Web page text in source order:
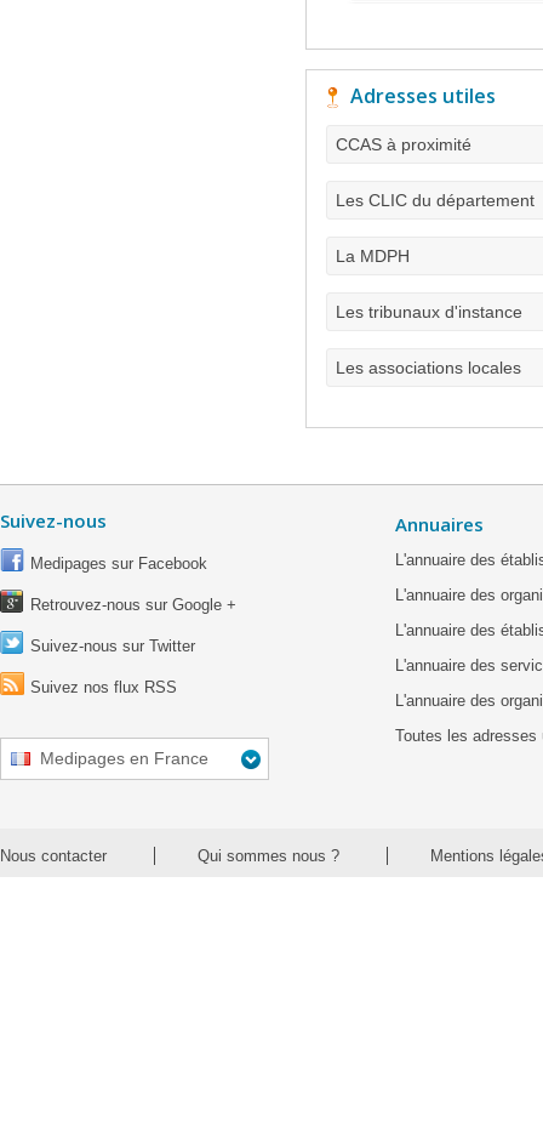
Adresses utiles
CCAS à proximité
Les CLIC du département
La MDPH
Les tribunaux d'instance
Les associations locales
Suivez-nous
Medipages sur Facebook
Retrouvez-nous sur Google +
Suivez-nous sur Twitter
Suivez nos flux RSS
Medipages en France
Annuaires
L'annuaire des
L'annuaire des
L'annuaire des
L'annuaire des
L'annuaire des
Toutes les adresses
Nous contacter Qui sommes nous ? Mentions